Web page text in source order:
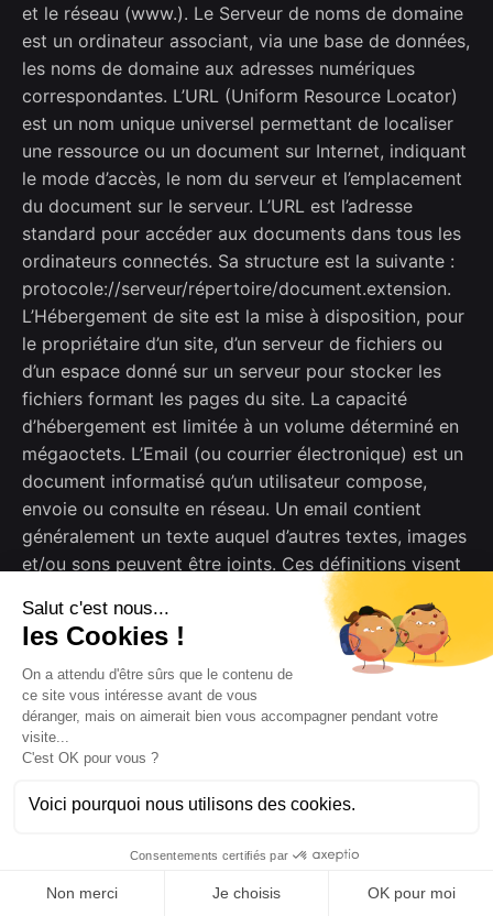
et le réseau (www.). Le Serveur de noms de domaine
est un ordinateur associant, via une base de données,
les noms de domaine aux adresses numériques
correspondantes. L’URL (Uniform Resource Locator)
est un nom unique universel permettant de localiser
une ressource ou un document sur Internet, indiquant
le mode d’accès, le nom du serveur et l’emplacement
du document sur le serveur. L’URL est l’adresse
standard pour accéder aux documents dans tous les
ordinateurs connectés. Sa structure est la suivante :
protocole://serveur/répertoire/document.extension.
L’Hébergement de site est la mise à disposition, pour
le propriétaire d’un site, d’un serveur de fichiers ou
d’un espace donné sur un serveur pour stocker les
fichiers formant les pages du site. La capacité
d’hébergement est limitée à un volume déterminé en
mégaoctets. L’Email (ou courrier électronique) est un
document informatisé qu’un utilisateur compose,
envoie ou consulte en réseau. Un email contient
généralement un texte auquel d’autres textes, images
et/ou sons peuvent être joints. Ces définitions visent
à apporter une compréhension claire et
professionnelle des termes techniques employés
dans les conditions générales d’utilisation, facilitant
ainsi la lecture et l’interprétation du texte.
Article 2.
Objet et dispositions générales.
22.1. – Les présentes conditions générales ont pour
objet de régir et de définir la relation contractuelle